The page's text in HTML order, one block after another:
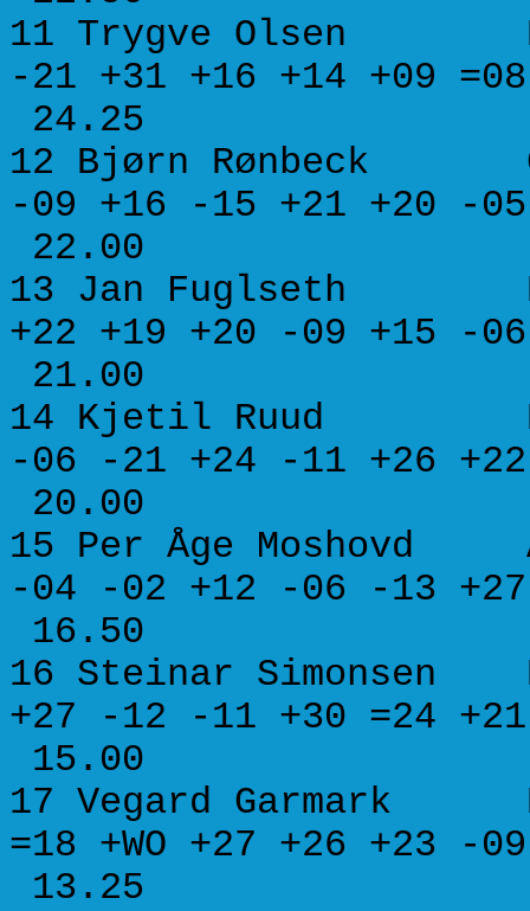
11 Trygve Olsen
-21 +31 +16 +14
24.25
12 Bjørn
-09 +16 -15 +21
22.00
13 Jan Fuglseth
+22 +19 +20 -09
21.00
14 Kjetil Ruud B
-06 -21 +24 -11 +26
20.00
15 Per Åge
-04 -02 +12 -06 -13
16.50
16 Steinar Simonsen
+27 -12 -11 +30
15.00
17 Vegard
=18 +WO +27 +26
13.25